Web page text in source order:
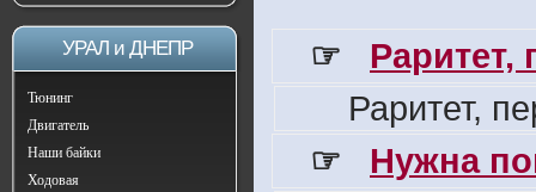
УРАЛ и ДНЕПР
Тюнинг
Двигатель
Наши байки
Ходовая
☞
Раритет,
Раритет,
☞
Нужна